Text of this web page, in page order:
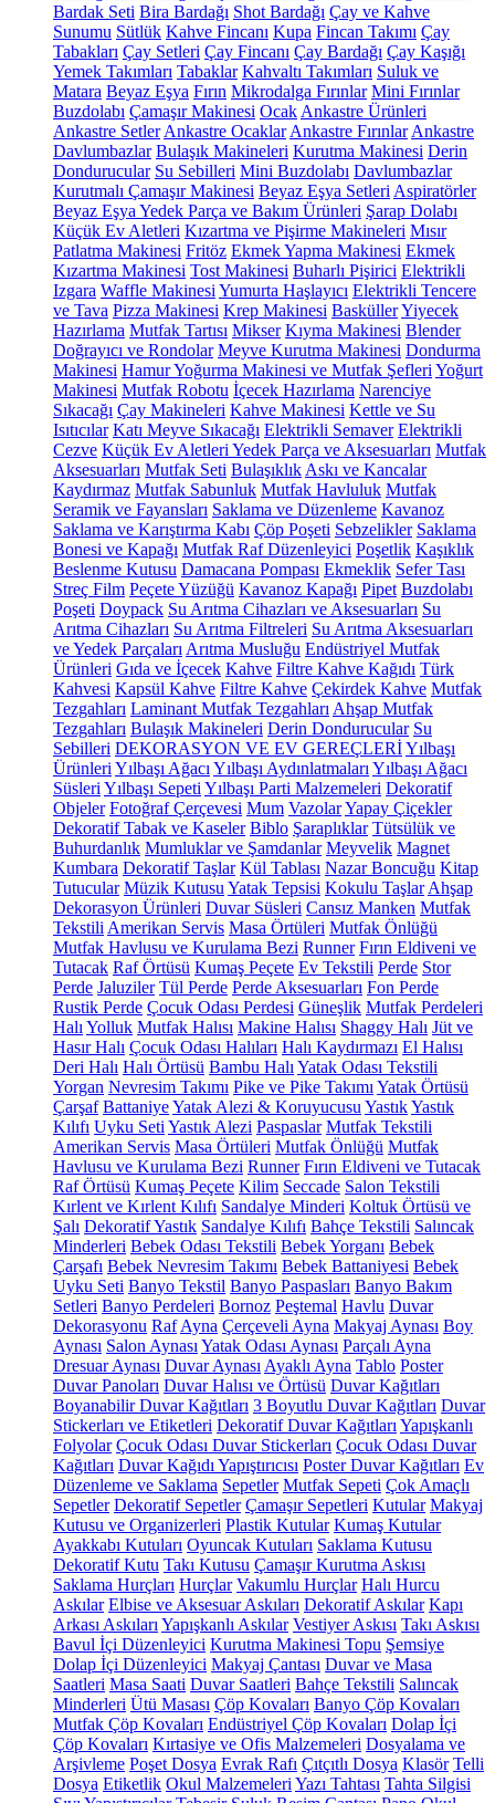
Bardak Seti Bira Bardağı Shot Bardağı Çay ve Kahve
Sunumu Sütlük Kahve Fincanı Kupa Fincan Takımı Çay
Tabakları Çay Setleri Çay Fincanı Çay Bardağı Çay Kaşığı
Yemek Takımları Tabaklar Kahvaltı Takımları Suluk ve
Matara Beyaz Eşya Fırın Mikrodalga Fırınlar Mini Fırınlar
Buzdolabı Çamaşır Makinesi Ocak Ankastre Ürünleri
Ankastre Setler Ankastre Ocaklar Ankastre Fırınlar Ankastre
Davlumbazlar Bulaşık Makineleri Kurutma Makinesi Derin
Dondurucular Su Sebilleri Mini Buzdolabı Davlumbazlar
Kurutmalı Çamaşır Makinesi Beyaz Eşya Setleri Aspiratörler
Beyaz Eşya Yedek Parça ve Bakım Ürünleri Şarap Dolabı
Küçük Ev Aletleri Kızartma ve Pişirme Makineleri Mısır
Patlatma Makinesi Fritöz Ekmek Yapma Makinesi Ekmek
Kızartma Makinesi Tost Makinesi Buharlı Pişirici Elektrikli
Izgara Waffle Makinesi Yumurta Haşlayıcı Elektrikli Tencere
ve Tava Pizza Makinesi Krep Makinesi BasküllerYiyecek
Hazırlama Mutfak Tartısı Mikser Kıyma Makinesi Blender
Doğrayıcı ve Rondolar Meyve Kurutma Makinesi Dondurma
Makinesi Hamur Yoğurma Makinesi ve Mutfak Şefleri Yoğurt
Makinesi Mutfak Robotu İçecek Hazırlama Narenciye
Sıkacağı Çay Makineleri Kahve Makinesi Kettle ve Su
Isıtıcılar Katı Meyve Sıkacağı Elektrikli Semaver Elektrikli
Cezve Küçük Ev Aletleri Yedek Parça ve Aksesuarları Mutfak
Aksesuarları Mutfak Seti Bulaşıklık Askı ve Kancalar
Kaydırmaz Mutfak Sabunluk Mutfak Havluluk Mutfak
Seramik ve Fayansları Saklama ve Düzenleme Kavanoz
Saklama ve Karıştırma Kabı Çöp Poşeti Sebzelikler Saklama
Bonesi ve Kapağı Mutfak Raf Düzenleyici Poşetlik Kaşıklık
Beslenme Kutusu Damacana Pompası Ekmeklik Sefer Tası
Streç Film Peçete Yüzüğü Kavanoz Kapağı Pipet Buzdolabı
Poşeti Doypack Su Arıtma Cihazları ve Aksesuarları Su
Arıtma Cihazları Su Arıtma Filtreleri Su Arıtma Aksesuarları
ve Yedek Parçaları Arıtma Musluğu Endüstriyel Mutfak
Ürünleri Gıda ve İçecek Kahve Filtre Kahve Kağıdı Türk
Kahvesi Kapsül Kahve Filtre Kahve Çekirdek Kahve Mutfak
Tezgahları Laminant Mutfak Tezgahları Ahşap Mutfak
Tezgahları Bulaşık Makineleri Derin Dondurucular Su
Sebilleri DEKORASYON VE EV GEREÇLERİYılbaşı
Ürünleri Yılbaşı Ağacı Yılbaşı Aydınlatmaları Yılbaşı Ağacı
Süsleri Yılbaşı Sepeti Yılbaşı Parti Malzemeleri Dekoratif
Objeler Fotoğraf Çerçevesi Mum VazolarYapay Çiçekler
Dekoratif Tabak ve Kaseler Biblo Şaraplıklar Tütsülük ve
Buhurdanlık Mumluklar ve Şamdanlar Meyvelik Magnet
Kumbara Dekoratif Taşlar Kül Tablası Nazar Boncuğu Kitap
Tutucular Müzik Kutusu Yatak Tepsisi Kokulu Taşlar Ahşap
Dekorasyon Ürünleri Duvar Süsleri Cansız Manken Mutfak
Tekstili Amerikan Servis Masa Örtüleri Mutfak Önlüğü
Mutfak Havlusu ve Kurulama Bezi Runner Fırın Eldiveni ve
Tutacak Raf Örtüsü Kumaş Peçete Ev Tekstili Perde Stor
Perde Jaluziler Tül Perde Perde Aksesuarları Fon Perde
Rustik Perde Çocuk Odası Perdesi Güneşlik Mutfak Perdeleri
Halı Yolluk Mutfak Halısı Makine Halısı Shaggy Halı Jüt ve
Hasır Halı Çocuk Odası Halıları Halı Kaydırmazı El Halısı
Deri Halı Halı Örtüsü Bambu Halı Yatak Odası Tekstili
Yorgan Nevresim Takımı Pike ve Pike Takımı Yatak Örtüsü
Çarşaf BattaniyeYatak Alezi & Koruyucusu YastıkYastık
Kılıfı Uyku Seti Yastık Alezi Paspaslar Mutfak Tekstili
Amerikan Servis Masa Örtüleri Mutfak Önlüğü Mutfak
Havlusu ve Kurulama Bezi Runner Fırın Eldiveni ve Tutacak
Raf Örtüsü Kumaş Peçete Kilim Seccade Salon Tekstili
Kırlent ve Kırlent Kılıfı Sandalye Minderi Koltuk Örtüsü ve
Şalı Dekoratif Yastık Sandalye Kılıfı Bahçe Tekstili Salıncak
Minderleri Bebek Odası Tekstili Bebek Yorganı Bebek
Çarşafı Bebek Nevresim Takımı Bebek Battaniyesi Bebek
Uyku Seti Banyo Tekstil Banyo Paspasları Banyo Bakım
Setleri Banyo Perdeleri Bornoz Peştemal Havlu Duvar
Dekorasyonu Raf Ayna Çerçeveli Ayna Makyaj Aynası Boy
Aynası Salon Aynası Yatak Odası Aynası Parçalı Ayna
Dresuar Aynası Duvar Aynası Ayaklı Ayna Tablo Poster
Duvar Panoları Duvar Halısı ve Örtüsü Duvar Kağıtları
Boyanabilir Duvar Kağıtları 3 Boyutlu Duvar Kağıtları Duvar
Stickerları ve Etiketleri Dekoratif Duvar Kağıtları Yapışkanlı
Folyolar Çocuk Odası Duvar Stickerları Çocuk Odası Duvar
Kağıtları Duvar Kağıdı Yapıştırıcısı Poster Duvar Kağıtları Ev
Düzenleme ve Saklama Sepetler Mutfak Sepeti Çok Amaçlı
Sepetler Dekoratif Sepetler Çamaşır Sepetleri Kutular Makyaj
Kutusu ve Organizerleri Plastik Kutular Kumaş Kutular
Ayakkabı Kutuları Oyuncak Kutuları Saklama Kutusu
Dekoratif Kutu Takı Kutusu Çamaşır Kurutma Askısı
Saklama Hurçları Hurçlar Vakumlu Hurçlar Halı Hurcu
Askılar Elbise ve Aksesuar Askıları Dekoratif Askılar Kapı
Arkası Askıları Yapışkanlı Askılar Vestiyer Askısı Takı Askısı
Bavul İçi Düzenleyici Kurutma Makinesi Topu Şemsiye
Dolap İçi Düzenleyici Makyaj Çantası Duvar ve Masa
Saatleri Masa Saati Duvar Saatleri Bahçe Tekstili Salıncak
Minderleri Ütü Masası Çöp Kovaları Banyo Çöp Kovaları
Mutfak Çöp Kovaları Endüstriyel Çöp Kovaları Dolap İçi
Çöp Kovaları Kırtasiye ve Ofis Malzemeleri Dosyalama ve
Arşivleme Poşet Dosya Evrak Rafı Çıtçıtlı Dosya Klasör Telli
Dosya Etiketlik Okul Malzemeleri Yazı Tahtası Tahta Silgisi